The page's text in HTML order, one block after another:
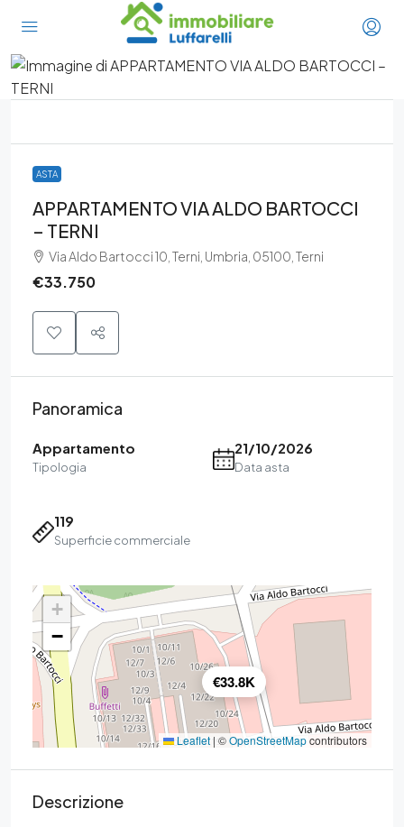
ASTA
APPARTAMENTO VIA ALDO BARTOCCI
– TERNI
Via Aldo Bartocci 10, Terni, Umbria, 05100, Terni
€33.750
Panoramica
Appartamento
Tipologia
21/10/2026
Data asta
119
Superficie commerciale
€33.8K
+
−
Leaflet |©OpenStreetMapcontributors
Descrizione